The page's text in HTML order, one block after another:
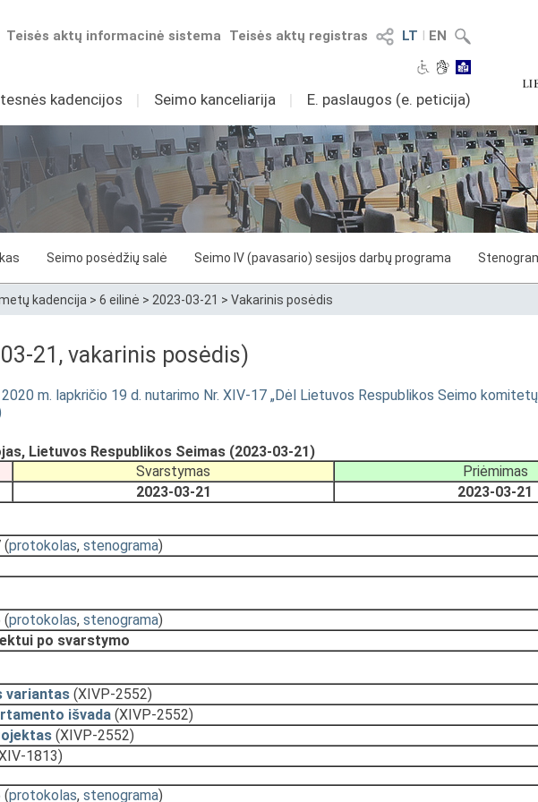
LT I EN
Teisės aktų registras
Teisės aktų informacinė sistema
kadencijos I Seimo kanceliarija I E. paslaugos (e. peticija)
Seimo posėdžių salė Seimo IV (pavasario) sesijos darbų programa
kadencija > 6 eilinė > 2023-03-21 > Vakarinis posėdis
21, vakarinis posėdis)
m. lapkričio 19 d. nutarimo Nr. XIV-17 „Dėl Lietuvos Respublikos Seimo
Lietuvos Respublikos Seimas (2023-03-21)
Svarstymas
Priėmimas
2023-03-21 2023-03-21
(protokolas, stenograma)
(protokolas, stenograma)
po svarstymo
variantas (XIVP-2552)
išvada (XIVP-2552)
(XIVP-2552)
1813)
(protokolas, stenograma)